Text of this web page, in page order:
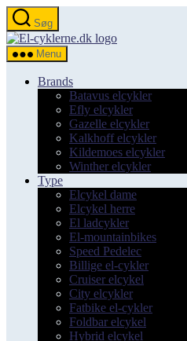
Spring
til
indholdet
Søg
el-
Menu
Brands
Batavus elcykler
Efly elcykler
Gazelle elcykler
Kalkhoff elcykler
Kildemoes elcykler
Winther elcykler
Type
Elcykel dame
Elcykel herre
El ladcykler
El-mountainbikes
Speed Pedelec
Billige el-cykler
Cruiser elcykel
City elcykler
Fatbike el-cykler
Foldbar elcykel
Hybrid elcykel